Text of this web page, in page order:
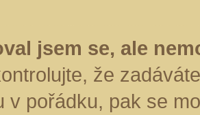
jsem se, ale
že
v pořádku, pak se